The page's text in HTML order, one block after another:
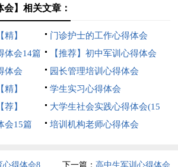
会】相关文章：
】
门诊护士的工作心得体会
体会14篇
【推荐】初中军训心得体会
体会
园长管理培训心得体会
】
学生实习心得体会
】
大学生社会实践心得体会(15
篇)
会15篇 培训机构老师心得体会
心得体会8 下一篇： 高中生军训心得体会